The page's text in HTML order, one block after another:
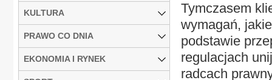
Tymczasem
wymagań,
podstawie
regulacjach
radcach
KULTURA
PRAWO CO DNIA
EKONOMIA I RYNEK